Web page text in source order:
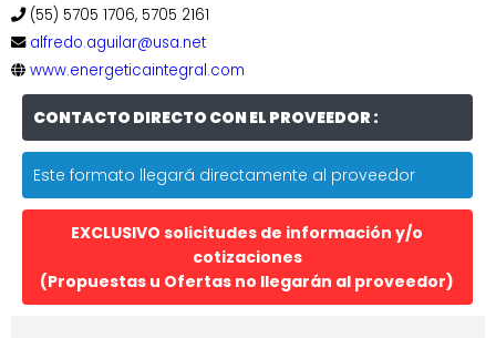
(55) 5705 1706, 5705 2161
alfredo.aguilar@usa.net
www.energeticaintegral.com
CONTACTO DIRECTO CON EL PROVEEDOR :
Este formato llegará directamente al proveedor
EXCLUSIVO solicitudes de información y/o
cotizaciones
(Propuestas u Ofertas no llegarán al proveedor)